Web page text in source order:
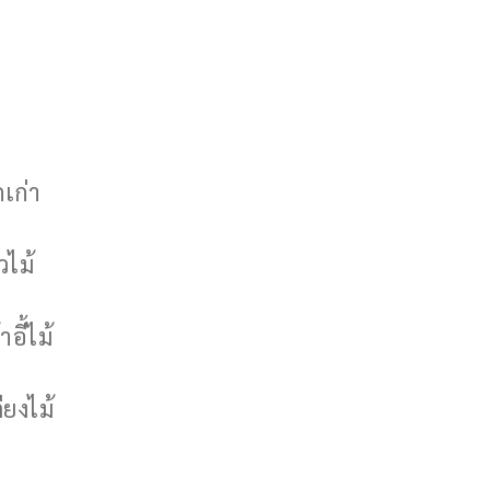
ก่า
ไม้
อี้ไม้
งไม้